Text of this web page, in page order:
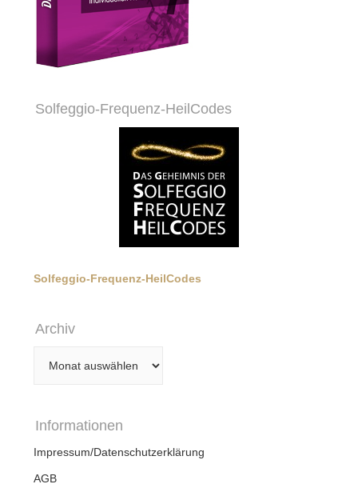
Solfeggio-Frequenz-HeilCodes
Solfeggio-Frequenz-HeilCodes
Archiv
Informationen
Impressum/Datenschutzerklärung
AGB